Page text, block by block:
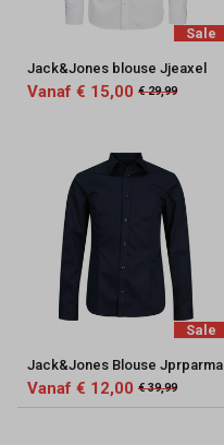
Sale
Jack&Jones blouse Jjeaxel
Vanaf € 15,00 € 29,99
Sale
Jack&Jones Blouse Jprparma
Vanaf € 12,00 € 39,99